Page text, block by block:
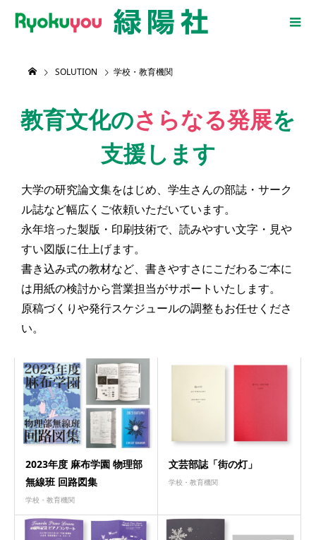
SOLUTION 学校・教育機関
教育文化のさらなる発展を
支援します
大学の研究論文集をはじめ、学生さんの部誌・サーク
ル誌など幅広くご依頼いただいています。
永年培った製版・印刷技術で、読みやすい文字・見や
すい図版に仕上げます。
書き込み式の教材など、書きやすさにこだわるご本に
は用紙の検討から営業担当がサポートいたします。
原稿づくりや発行スケジュールの調整もお任せくださ
い。
2023年度 麻布学園 物理部
無線班 回路図集
学校・教育機関
文芸部誌「街の灯」
学校・教育機関